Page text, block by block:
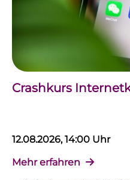
Crashkurs
12.08.2026, 14:00 Uhr
Mehr erfahren